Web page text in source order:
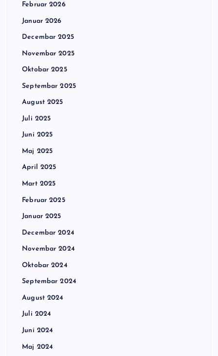
Februar 2026
Januar 2026
Decembar 2025
Novembar 2025
Oktobar 2025
Septembar 2025
August 2025
Juli 2025
Juni 2025
Maj 2025
April 2025
Mart 2025
Februar 2025
Januar 2025
Decembar 2024
Novembar 2024
Oktobar 2024
Septembar 2024
August 2024
Juli 2024
Juni 2024
Maj 2024